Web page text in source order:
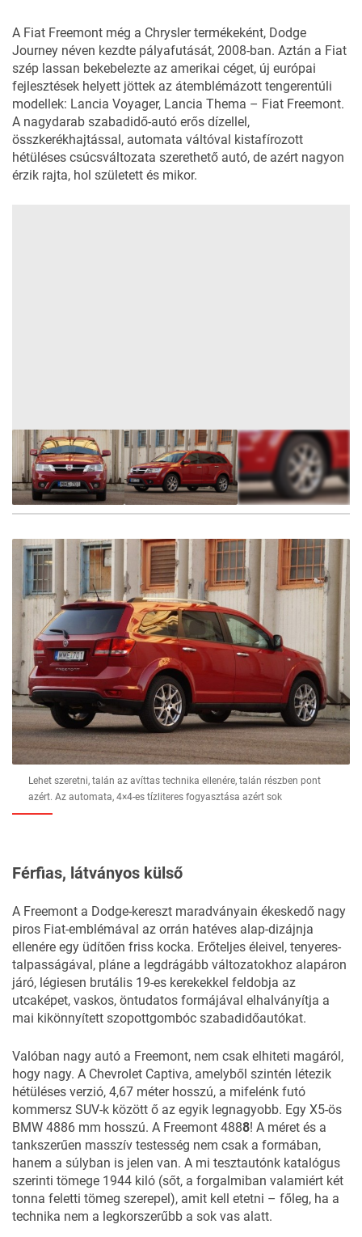
A Fiat Freemont még a Chrysler termékeként, Dodge
Journey néven kezdte pályafutását, 2008-ban. Aztán a Fiat
szép lassan bekebelezte az amerikai céget, új európai
fejlesztések helyett jöttek az átemblémázott tengerentúli
modellek: Lancia Voyager, Lancia Thema – Fiat Freemont.
A nagydarab szabadidő-autó erős dízellel,
összkerékhajtással, automata váltóval kistafírozott
hétüléses csúcsváltozata szerethető autó, de azért nagyon
érzik rajta, hol született és mikor.
Lehet szeretni, talán az avíttas technika ellenére, talán részben pont
azért. Az automata, 4×4-es tízliteres fogyasztása azért sok
Férfias, látványos külső
A Freemont a Dodge-kereszt maradványain ékeskedő nagy
piros Fiat-emblémával az orrán hatéves alap-dizájnja
ellenére egy üdítően friss kocka. Erőteljes éleivel, tenyeres-
talpasságával, pláne a legdrágább változatokhoz alapáron
járó, légiesen brutális 19-es kerekekkel feldobja az
utcaképet, vaskos, öntudatos formájával elhalványítja a
mai kikönnyített szopottgombóc szabadidőautókat.
Valóban nagy autó a Freemont, nem csak elhiteti magáról,
hogy nagy. A Chevrolet Captiva, amelyből szintén létezik
hétüléses verzió, 4,67 méter hosszú, a mifelénk futó
kommersz SUV-k között ő az egyik legnagyobb. Egy X5-ös
BMW 4886 mm hosszú. A Freemont 4888! A méret és a
tankszerűen masszív testesség nem csak a formában,
hanem a súlyban is jelen van. A mi tesztautónk katalógus
szerinti tömege 1944 kiló (sőt, a forgalmiban valamiért két
tonna feletti tömeg szerepel), amit kell etetni – főleg, ha a
technika nem a legkorszerűbb a sok vas alatt.